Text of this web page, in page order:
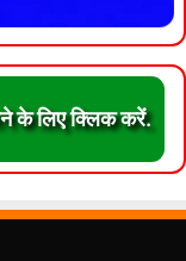
के लिए क्लिक करें.